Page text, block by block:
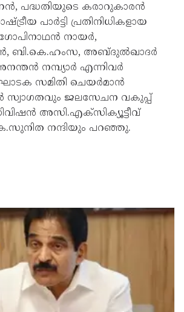
പദ്ധതിയുടെ കരാറുകാരൻ
പാർട്ടി പ്രതിനിധികളായ
നായർ,
ബി.കെ.ഹംസ, അബ്ദുൽഖാദർ
നമ്പ്യാർ എന്നിവർ
സമിതി ചെയർമാൻ
സ്വാഗതവും ജലസേചന വകുപ്പ്
അസി.എക്‌സിക്യൂട്ടീവ്
നന്ദിയും പറഞ്ഞു.